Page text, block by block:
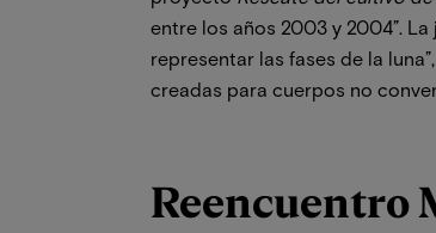
entre los años 2003 y 2004”.
representar las fases de la
creadas para cuerpos no
Reencuentro